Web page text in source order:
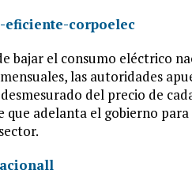
bajar el consumo eléctrico
las autoridades
del precio de
que adelanta el gobierno